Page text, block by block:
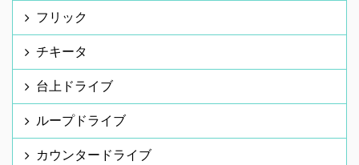
フリック
チキータ
台上ドライブ
ループドライブ
カウンタードライブ